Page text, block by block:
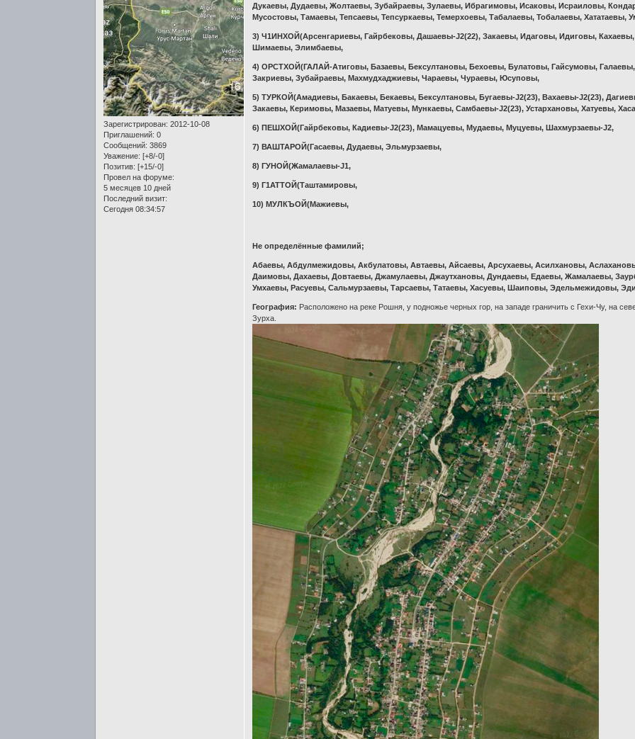
Зарегистрирован: 2012-10-08
Приглашений: 0
Сообщений: 3869
Уважение: [+8/-0]
Позитив: [+15/-0]
Провел на форуме:
5 месяцев 10 дней
Последний визит:
Сегодня 08:34:57
Дукаевы, Дудаевы, Жолтаевы, Зубайраевы, Зулаевы, Ибрагимовы, Исаковы, Исраиловы,
Мусостовы, Тамаевы, Тепсаевы, Тепсуркаевы, Темерхоевы, Табалаевы, Тобалаевы,
3) Ч1ИНХОЙ(Арсенгариевы, Гайрбековы, Дашаевы-J2(22), Закаевы, Идаговы, Идиговы,
Шимаевы, Элимбаевы,
4) ОРСТХОЙ(ГАЛАЙ-Атиговы, Базаевы, Бексултановы, Бехоевы, Булатовы, Гайсумовы,
Закриевы, Зубайраевы, Махмудхаджиевы, Чараевы, Чураевы, Юсуповы,
5) ТУРКОЙ(Амадиевы, Бакаевы, Бекаевы, Бексултановы, Бугаевы-J2(23), Вахаевы-J2(23),
Закаевы, Керимовы, Мазаевы, Матуевы, Мункаевы, Самбаевы-J2(23), Устархановы, Хатуевы,
6) ПЕШХОЙ(Гайрбековы, Кадиевы-J2(23), Мамацуевы, Мудаевы, Муцуевы, Шахмурзаевы-J2,
7) ВАШТАРОЙ(Гасаевы, Дудаевы, Эльмурзаевы,
8) ГУНОЙ(Жамалаевы-J1,
9) Г1АТТОЙ(Таштамировы,
10) МУЛКЪОЙ(Мажиевы,
Не определённые фамилий;
Абаевы, Абдулмежидовы, Акбулатовы, Автаевы, Айсаевы, Арсухаевы, Асилхановы,
Даимовы, Дахаевы, Довтаевы, Джамулаевы, Джаутхановы, Дундаевы, Едаевы, Жамалаевы,
Умхаевы, Расуевы, Сальмурзаевы, Тарсаевы, Татаевы, Хасуевы, Шаиповы, Эдельмежидовы,
География: Расположено на реке Рошня, у подножье черных гор, на западе граничить с Гехи-Чу, на
Зурха.